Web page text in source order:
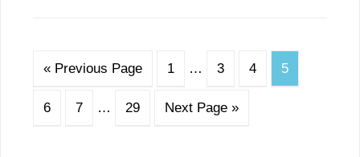
« Previous Page 1 … 3 4 5
6 7 … 29 Next Page »